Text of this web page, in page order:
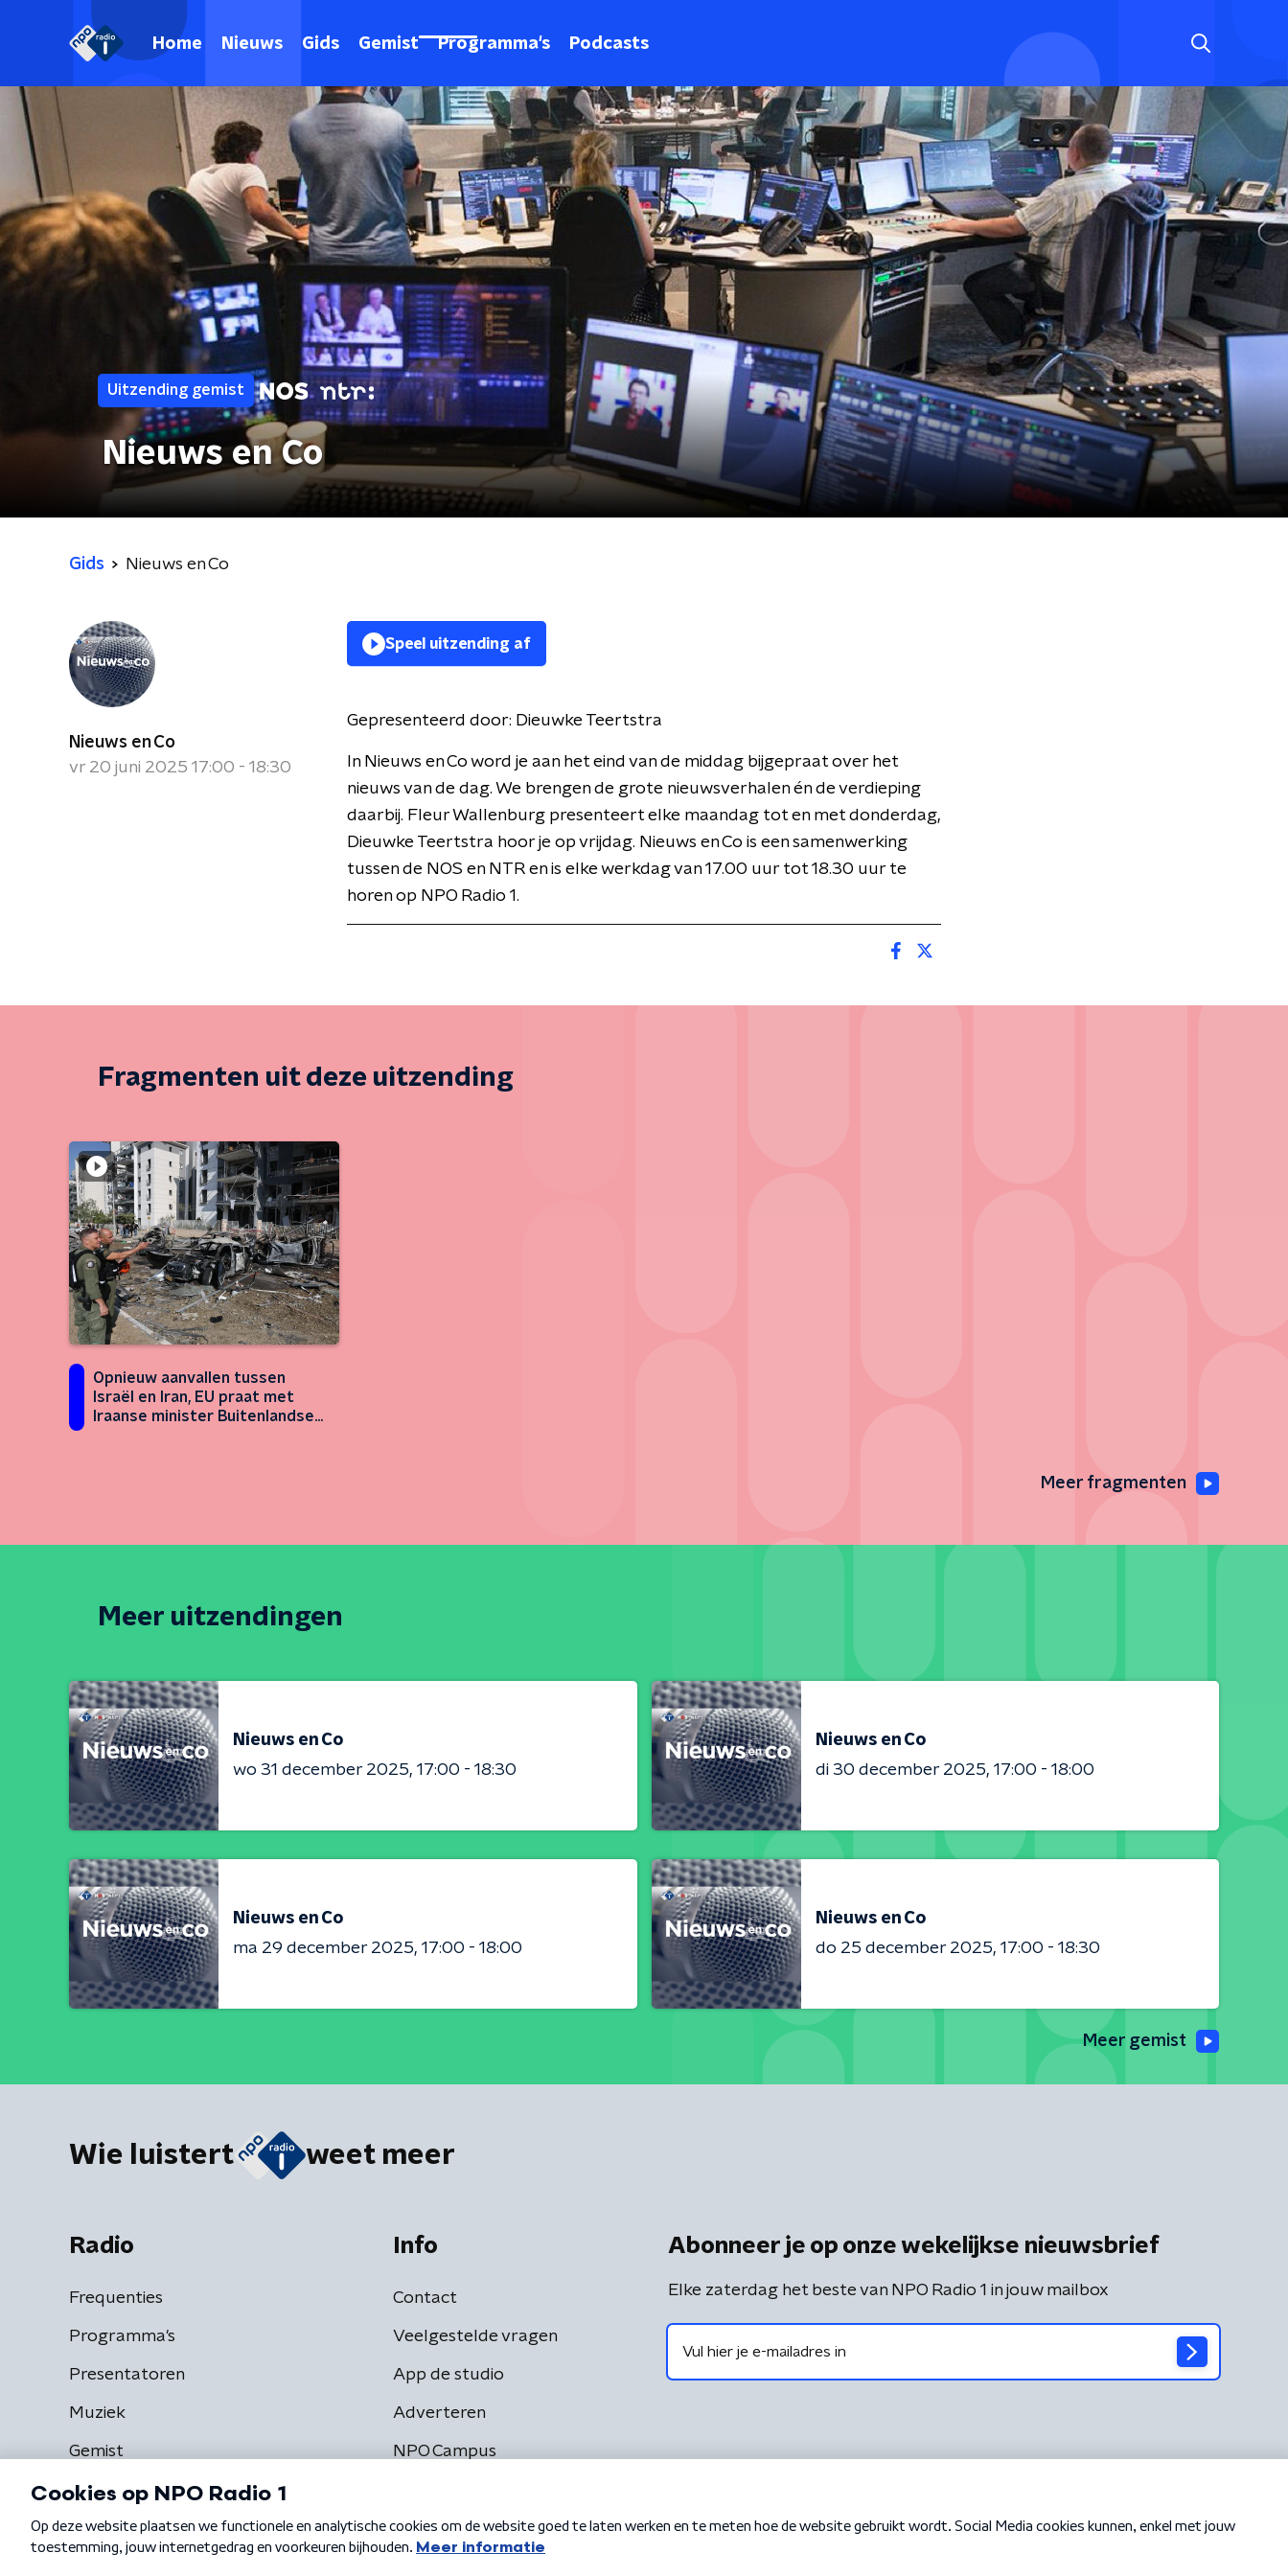
Home Nieuws Gids Gemist Programma's Podcasts
Uitzending gemist
Nieuws en Co
Gids Nieuws en Co
Nieuws en Co
vr 20 juni 2025 17:00 - 18:30
Speel uitzending af
Gepresenteerd door: Dieuwke Teertstra
In Nieuws en Co word je aan het eind van de middag bijgepraat over het
nieuws van de dag. We brengen de grote nieuwsverhalen én de verdieping
daarbij. Fleur Wallenburg presenteert elke maandag tot en met donderdag,
Dieuwke Teertstra hoor je op vrijdag. Nieuws en Co is een samenwerking
tussen de NOS en NTR en is elke werkdag van 17.00 uur tot 18.30 uur te
horen op NPO Radio 1.
Fragmenten uit deze uitzending
Opnieuw aanvallen tussen
Israël en Iran, EU praat met
Iraanse minister Buitenlandse
Meer fragmenten
Meer uitzendingen
Nieuws en Co
wo 31 december 2025 17:00 - 18:30
Nieuws en Co
di 30 december 2025 17:00 - 18:00
Nieuws en Co
ma 29 december 2025 17:00 - 18:00
Nieuws en Co
do 25 december 2025 17:00 - 18:30
Meer gemist
Wie luistert weet meer
Radio
Frequenties
Programma's
Presentatoren
Muziek
Gemist
Info
Contact
Veelgestelde vragen
App de studio
Adverteren
NPO Campus
Abonneer je op onze wekelijkse nieuwsbrief
Elke zaterdag het beste van NPO Radio 1 in jouw mailbox
Algemene voorwaarden Privacybeleid